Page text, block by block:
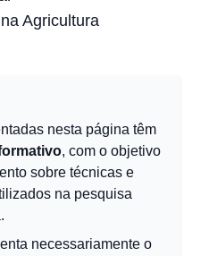
Agricultura
nesta página têm
, com o objetivo
sobre técnicas e
na pesquisa
necessariamente o